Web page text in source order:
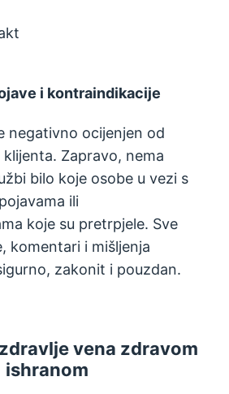
i kontraindikacije
negativno ocijenjen od
Zapravo, nema
bilo koje osobe u vezi s
ili
koje su pretrpjele. Sve
komentari i mišljenja
zakonit i pouzdan.
vena zdravom
ishranom